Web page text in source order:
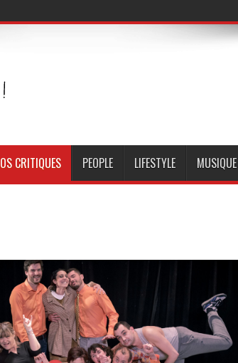
CRITIQUES PEOPLE LIFESTYLE MUSIQUE